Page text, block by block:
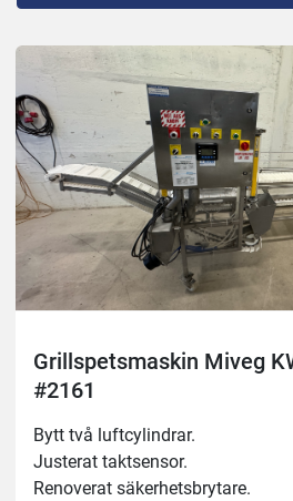
Grillspetsmaskin Miveg
#2161
Bytt två luftcylindrar.
Justerat taktsensor.
Renoverat säkerhetsbrytare.